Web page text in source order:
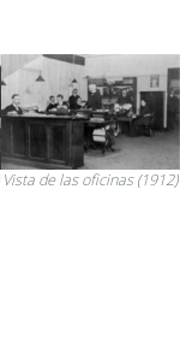
Vista de las oficinas (1912)